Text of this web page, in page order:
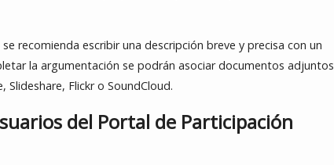
recomienda escribir una descripción breve y precisa con un
la argumentación se podrán asociar documentos adjuntos
Slideshare, Flickr o SoundCloud.
del Portal de Participación